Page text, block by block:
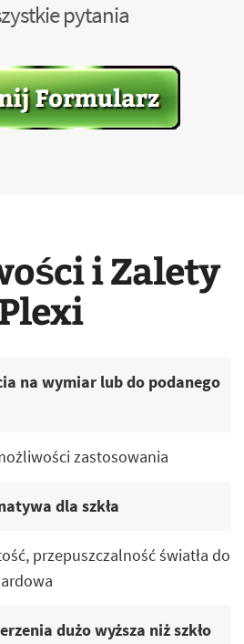
pytania
i Zalety
na wymiar lub do podanego
zastosowania
dla szkła
przepuszczalność światła do
dużo wyższa niż szkło